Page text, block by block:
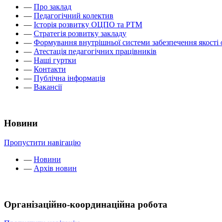
— Про заклад
— Педагогічний колектив
— Історія розвитку ОЦПО та РТМ
— Стратегія розвитку закладу
— Формування внутрішньої системи забезпечення якості
— Атестація педагогічних працівників
— Наші гуртки
— Контакти
— Публічна інформація
— Вакансії
Новини
Пропустити навігацію
— Новини
— Архів новин
Організаційно-координаційна робота